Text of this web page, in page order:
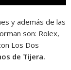
y además de las
son: Rolex,
Los Dos
de Tijera.